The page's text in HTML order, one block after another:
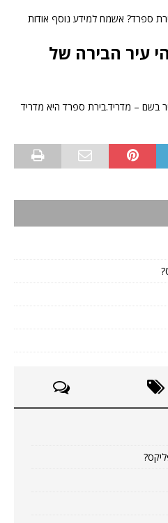
ספרד? אשמח למידע נוסף אודות
עיר הבירה של
בשם – מדריד.בירת ספרד היא מדריד